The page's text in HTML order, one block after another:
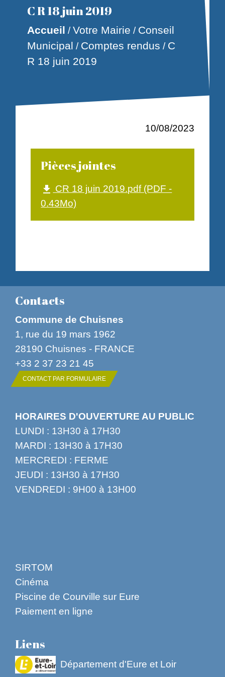
C R 18 juin 2019
Accueil /Votre Mairie / Conseil
Municipal / Comptes rendus / C
R 18 juin 2019
10/08/2023
Pièces jointes
file_download CR 18 juin 2019.pdf (PDF -
0.43Mo)
Contacts
Commune de Chuisnes
1, rue du 19 mars 1962
28190 Chuisnes - FRANCE
+33 2 37 23 21 45
CONTACT PAR FORMULAIRE
HORAIRES D'OUVERTURE AU PUBLIC
LUNDI : 13H30 à 17H30
MARDI : 13H30 à 17H30
MERCREDI : FERME
JEUDI : 13H30 à 17H30
VENDREDI : 9H00 à 13H00
SIRTOM
Cinéma
Piscine de Courville sur Eure
Paiement en ligne
Liens
Département d'Eure et Loir